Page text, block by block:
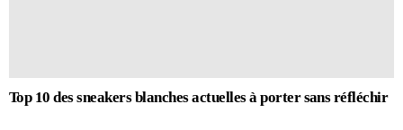
Top 10 des sneakers blanches actuelles à porter sans réfléchir